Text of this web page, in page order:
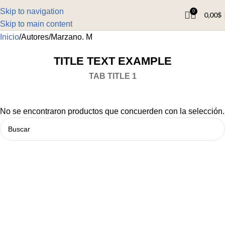
Skip to navigation
Skip to main content
0 0,00$
Inicio Autores Marzano. M
TITLE TEXT EXAMPLE
TAB TITLE 1
No se encontraron productos que concuerden con la selección.